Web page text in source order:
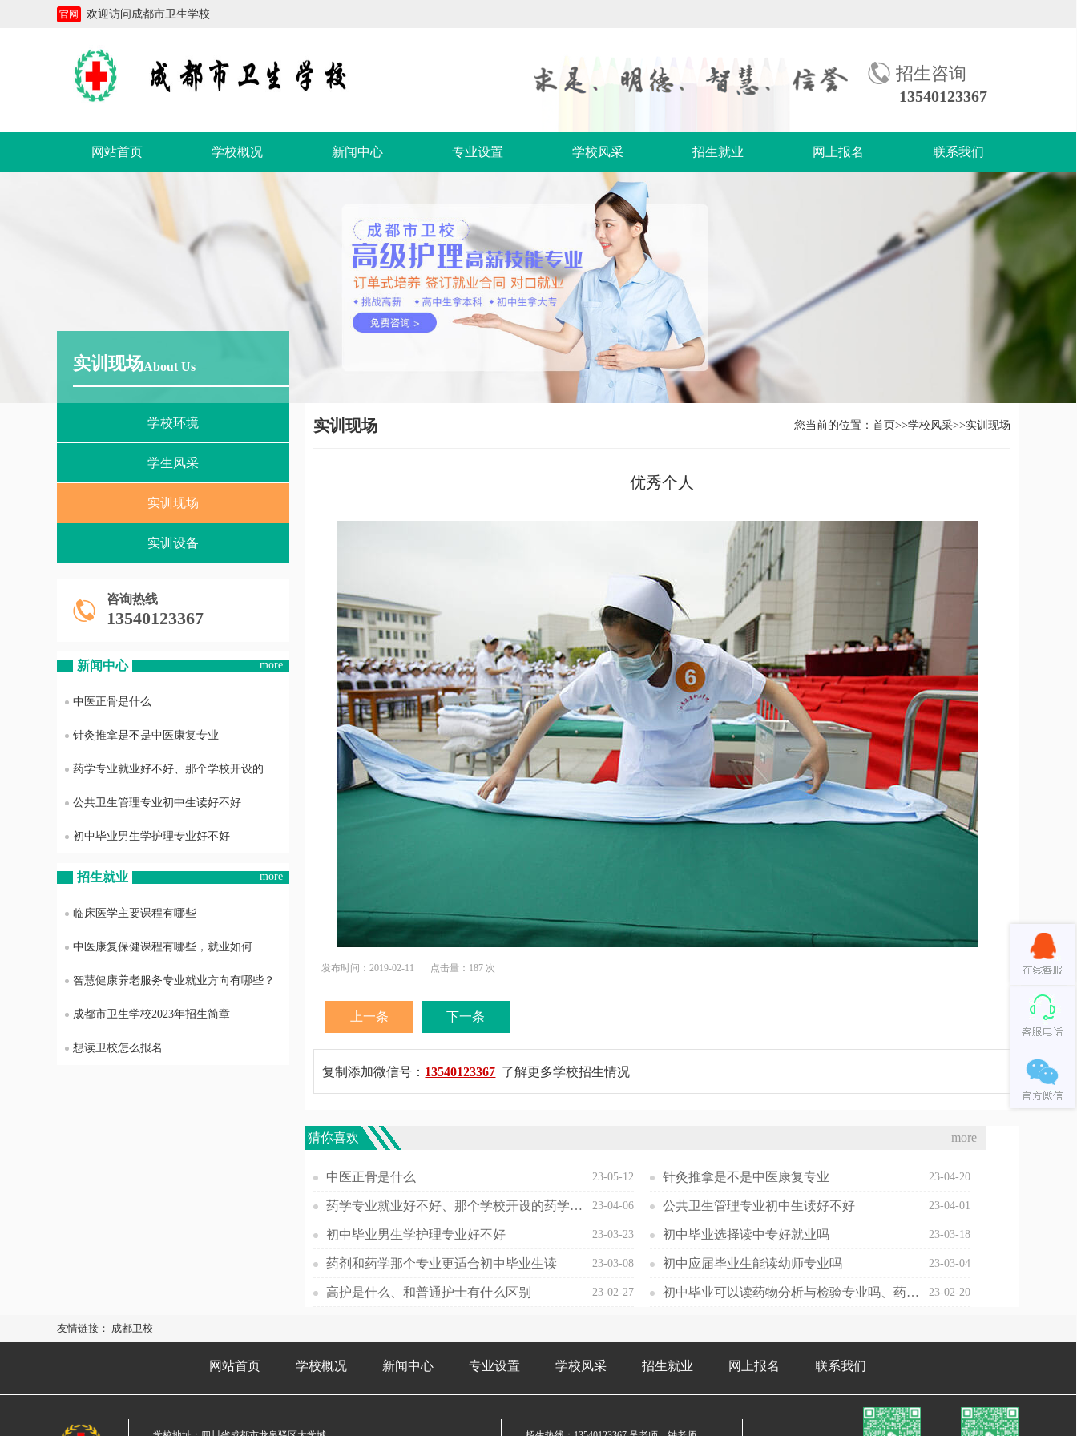
官网 欢迎访问成都市卫生学校
招生咨询
13540123367
网站首页 学校概况 新闻中心 专业设置 学校风采 招生就业 网上报名 联系我们
实训现场About Us
学校环境
学生风采
实训现场
实训设备
咨询热线
13540123367
新闻中心 more
中医正骨是什么
针灸推拿是不是中医康复专业
药学专业就业好不好、那个学校开设的药学专业最好
公共卫生管理专业初中生读好不好
初中毕业男生学护理专业好不好
招生就业 more
临床医学主要课程有哪些
中医康复保健课程有哪些，就业如何
智慧健康养老服务专业就业方向有哪些？
成都市卫生学校2023年招生简章
想读卫校怎么报名
实训现场 您当前的位置：首页>>学校风采>>实训现场
优秀个人
发布时间：2019-02-11 点击量：187 次
上一条 下一条
复制添加微信号： 13540123367 了解更多学校招生情况
猜你喜欢 more
中医正骨是什么 23-05-12 针灸推拿是不是中医康复专业 23-04-20
药学专业就业好不好、那个学校开设的药学专业最好 23-04-06 公共卫生管理专业初中生读好不好 23-04-01
初中毕业男生学护理专业好不好 23-03-23 初中毕业选择读中专好就业吗 23-03-18
药剂和药学那个专业更适合初中毕业生读 23-03-08 初中应届毕业生能读幼师专业吗 23-03-04
高护是什么、和普通护士有什么区别 23-02-27 初中毕业可以读药物分析与检验专业吗、药物分析可以考执业药师吗 23-02-20
友情链接： 成都卫校
网站首页 学校概况 新闻中心 专业设置 学校风采 招生就业 网上报名 联系我们